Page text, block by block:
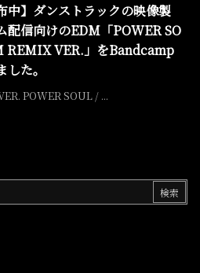
中】ダンストラックの映像製
配信向けのEDM「POWER SO
REMIX VER.」をBandcamp
た。
POWER SOUL / ...